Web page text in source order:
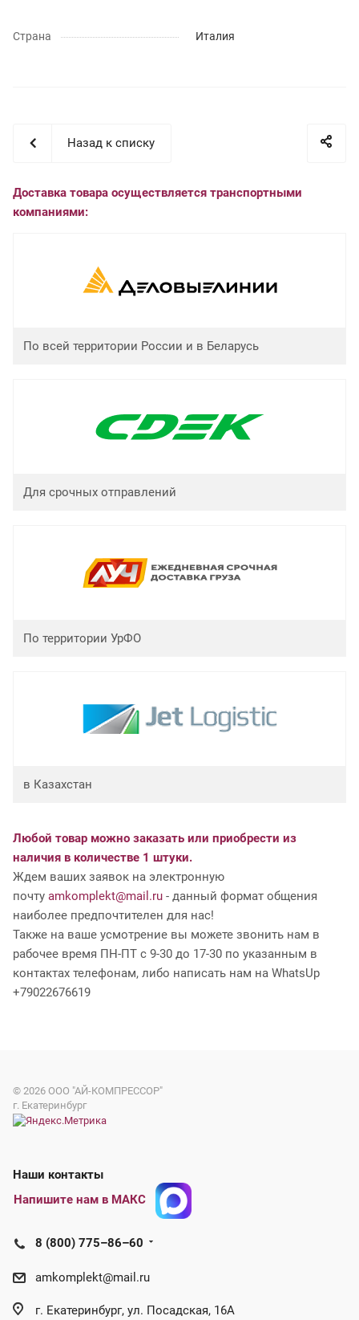
Страна Италия
Назад к списку
Доставка товара осуществляется транспортными
компаниями:
По всей территории России и в Беларусь
Для срочных отправлений
По территории УрФО
в Казахстан
Любой товар можно заказать или приобрести из
наличия в количестве 1 штуки.
Ждем ваших заявок на электронную
почту amkomplekt@mail.ru - данный формат общения
наиболее предпочтителен для нас!
Также на ваше усмотрение вы можете звонить нам в
рабочее время ПН-ПТ с 9-30 до 17-30 по указанным в
контактах телефонам, либо написать нам на WhatsUp
+79022676619
© 2026 ООО "АЙ-КОМПРЕССОР"
г. Екатеринбург
Наши контакты
Напишите нам в МАКС
8 (800) 775–86–60
amkomplekt@mail.ru
г. Екатеринбург, ул. Посадская, 16А